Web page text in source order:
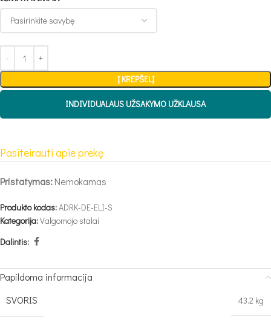
Į KREPŠELĮ
INDIVIDUALAUS UŽSAKYMO UŽKLAUSA
Pasiteirauti apie prekę
Pristatymas:Nemokamas
Produkto kodas:ADRK-DE-ELI-S
Kategorija:Valgomojo stalai
Dalintis:
Papildoma informacija
SVORIS
43.2 kg